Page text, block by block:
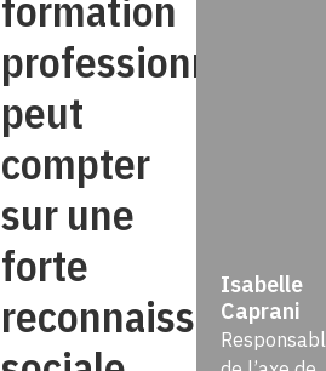
professionnelle
peut
compter
sur une
forte
reconnaissance
Isabelle
Caprani